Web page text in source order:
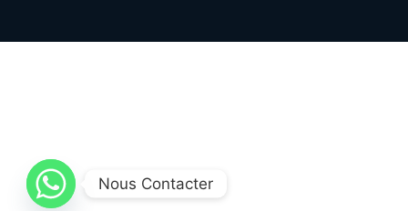
Nous Contacter